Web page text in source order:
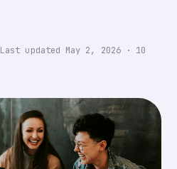
Last updated May 2, 2026· 10